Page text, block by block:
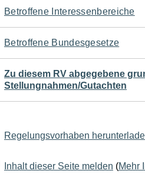
den
Seiteninhalt
Betroffene Interessenbereiche
Betroffene Bundesgesetze
Zu diesem RV abgegebene
Stellungnahmen/Gutachten
Regelungsvorhaben
Inhalt dieser Seite melden (Mehr